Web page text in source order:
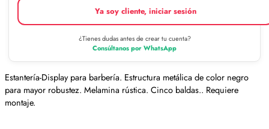
Ya soy cliente, iniciar sesión
¿Tienes dudas antes de crear tu cuenta?
Consúltanos por WhatsApp
Estantería-Display para barbería. Estructura metálica de color negro
para mayor robustez. Melamina rústica. Cinco baldas.. Requiere
montaje.